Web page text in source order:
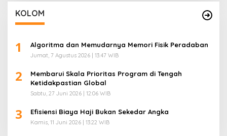
KOLOM
1 Algoritma dan Memudarnya Memori Fisik Peradaban
Jumat, 7 Agustus 2026 | 13:47 WIB
2
Membarui Skala Prioritas Program di Tengah
Ketidakpastian Global
Sabtu, 27 Juni 2026 | 12:06 WIB
3 Efisiensi Biaya Haji Bukan Sekedar Angka
Kamis, 11 Juni 2026 | 13:22 WIB